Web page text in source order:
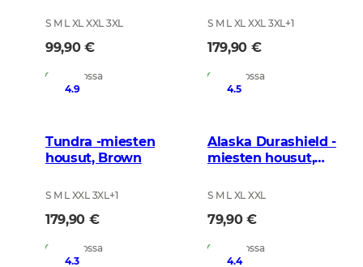
S M L XL XXL 3XL
99,90 €
Varastossa
S M L XL XXL 3XL+1
179,90 €
Varastossa
4.9
Tundra -miesten
housut, Brown
S M L XXL 3XL+1
179,90 €
Varastossa
4.5
Alaska Durashield -
miesten housut,
S M L XL XXL
79,90 €
Varastossa
4.3
4.4